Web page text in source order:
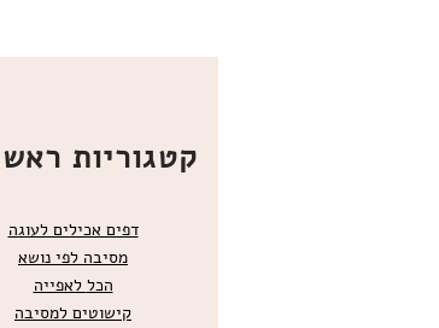
קטגוריות
דפים אכילים לעוגה
מסיבה לפי נושא
הכל לאפייה
קישוטים למסיבה